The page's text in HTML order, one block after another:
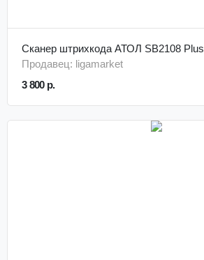
Сканер штрихкода АТОЛ SB2108 Plus
Продавец: ligamarket
3 800 р.